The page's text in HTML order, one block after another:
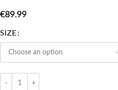
€89.99
SIZE